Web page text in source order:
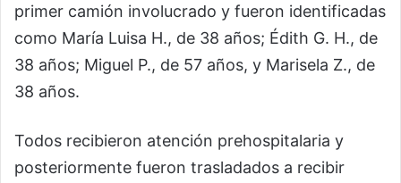
primer camión involucrado y fueron identificadas
como María Luisa H., de 38 años; Édith G. H., de
38 años; Miguel P., de 57 años, y Marisela Z., de
38 años.
Todos recibieron atención prehospitalaria y
posteriormente fueron trasladados a recibir